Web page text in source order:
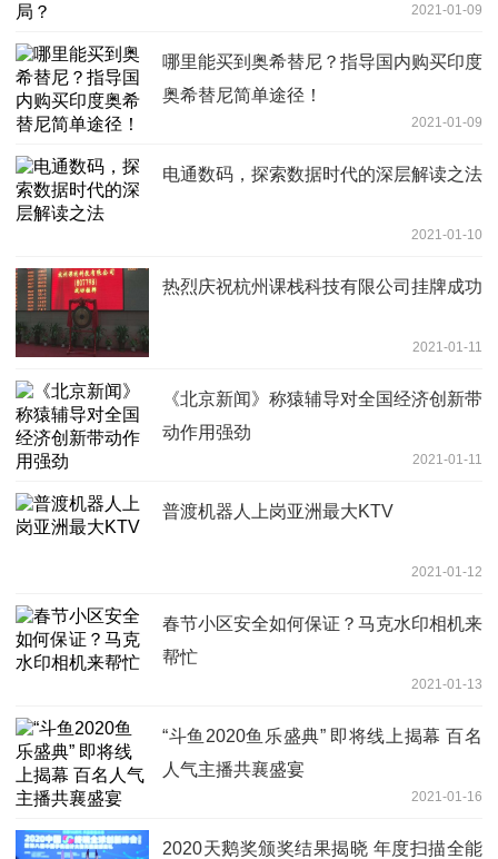
2021-01-09
哪里能买到奥希替尼？指导国内购买印度
奥希替尼简单途径！
2021-01-09
电通数码，探索数据时代的深层解读之法
2021-01-10
热烈庆祝杭州课栈科技有限公司挂牌成功
2021-01-11
《北京新闻》称猿辅导对全国经济创新带
动作用强劲
2021-01-11
普渡机器人上岗亚洲最大KTV
2021-01-12
春节小区安全如何保证？马克水印相机来
帮忙
2021-01-13
“斗鱼2020鱼乐盛典” 即将线上揭幕 百名
人气主播共襄盛宴
2021-01-16
2020天鹅奖颁奖结果揭晓 年度扫描全能